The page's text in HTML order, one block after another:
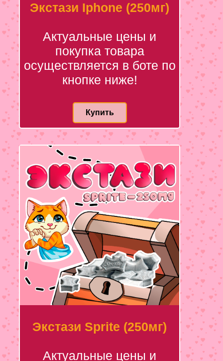
Экстази Iphone (250мг)
Актуальные цены и
покупка товара
осуществляется в боте по
кнопке ниже!
Купить
Экстази Sprite (250мг)
Актуальные цены и